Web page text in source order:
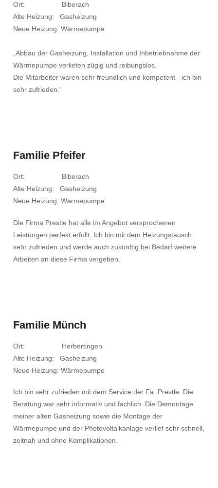
Ort: Biberach
Alte Heizung: Gasheizung
Neue Heizung: Wärmepumpe
„Abbau der Gasheizung, Installation und Inbetriebnahme der
Wärmepumpe verliefen zügig und reibungslos.
Die Mitarbeiter waren sehr freundlich und kompetent - ich bin
sehr zufrieden.“
Familie Pfeifer
Ort: Biberach
Alte Heizung: Gasheizung
Neue Heizung: Wärmepumpe
Die Firma Prestle hat alle im Angebot versprochenen
Leistungen perfekt erfüllt. Ich bin mit dem Heizungstausch
sehr zufrieden und werde auch zukünftig bei Bedarf weitere
Arbeiten an diese Firma vergeben.
Familie Münch
Ort: Herbertingen
Alte Heizung: Gasheizung
Neue Heizung: Wärmepumpe
Ich bin sehr zufrieden mit dem Service der Fa. Prestle. Die
Beratung war sehr informativ und fachlich. Die Demontage
meiner alten Gasheizung sowie die Montage der
Wärmepumpe und der Photovoltaikanlage verlief sehr schnell,
zeitnah und ohne Komplikationen.